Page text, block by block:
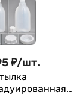
₽/шт.